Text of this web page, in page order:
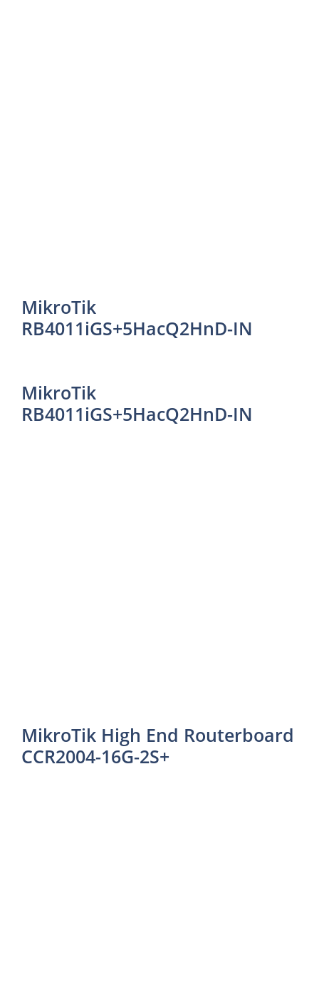
MikroTik
RB4011iGS+5HacQ2HnD-IN
MikroTik
RB4011iGS+5HacQ2HnD-IN
MikroTik High End Routerboard
CCR2004-16G-2S+